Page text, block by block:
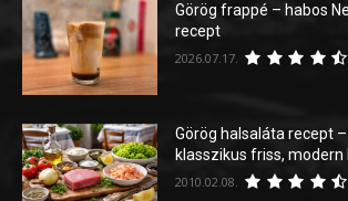
Görög frappé – habos
recept
2026.07.17.
Görög halsaláta recept
klasszikus friss, modern
2010.02.08.